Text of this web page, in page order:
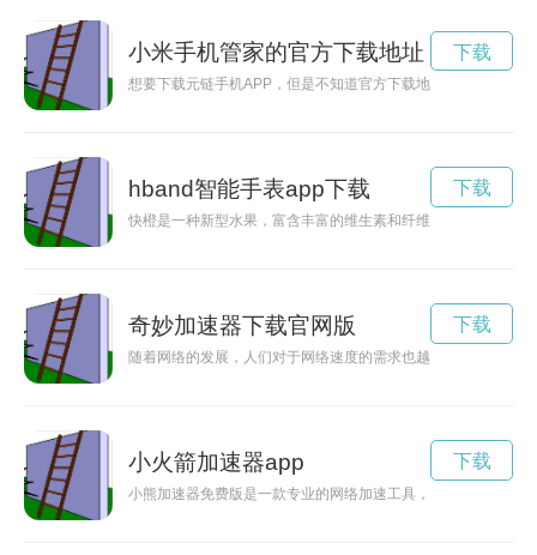
小米手机管家的官方下载地址
想要下载元链手机APP，但是不知道官方下载地址在哪？不要
下载
hband智能手表app下载
快橙是一种新型水果，富含丰富的维生素和纤维，能够给人带
下载
奇妙加速器下载官网版
随着网络的发展，人们对于网络速度的需求也越来越高。为了
下载
小火箭加速器app
小熊加速器免费版是一款专业的网络加速工具，能够帮助用户
下载